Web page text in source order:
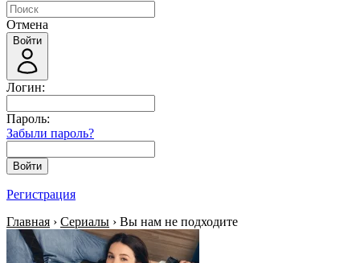
Отмена
Войти
Логин:
Пароль:
Забыли пароль?
Войти
Регистрация
Главная › Сериалы › Вы нам не подходите